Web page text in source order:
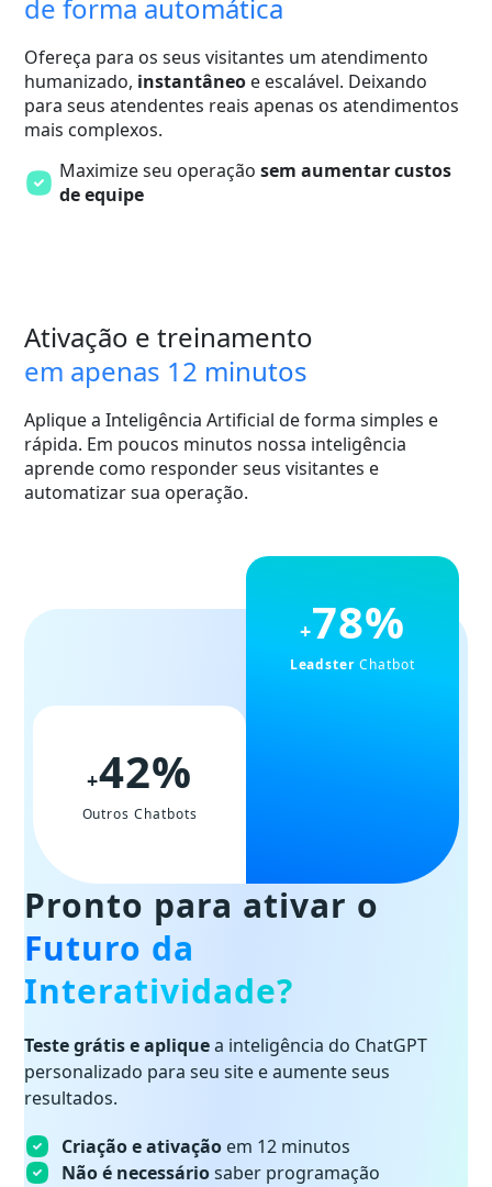
de forma automática
Ofereça para os seus visitantes um atendimento
humanizado, instantâneo e escalável. Deixando
para seus atendentes reais apenas os atendimentos
mais complexos.
Maximize seu operaçãosem aumentar custos
de equipe
Ativação e treinamento
em apenas 12 minutos
Aplique a Inteligência Artificial de forma simples e
rápida. Em poucos minutos nossa inteligência
aprende como responder seus visitantes e
automatizar sua operação.
Pronto para ativar o
Futuro da
Interatividade?
Teste grátis e apliquea inteligência do ChatGPT
personalizado para seu site e aumente seus
resultados.
Criação e ativação em 12 minutos
Não é necessáriosaber programação
+42%
Outros Chatbots
+78%
Leadster Chatbot